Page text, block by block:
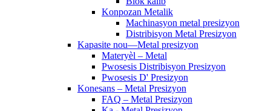
Konpozan Metalik
Machinasyon metal presizyon
Distribisyon Metal Presizyon
Kapasite nou—Metal presizyon
Materyèl – Metal
Pwosesis Distribisyon Presizyon
Pwosesis D' Presizyon
Konesans – Metal Presizyon
FAQ – Metal Presizyon